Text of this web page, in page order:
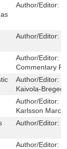
Author/Editor:
Author/Editor:
Author/Editor:
Commentary
Author/Editor:
Kaivola-
Author/Editor:
Karlsson
Author/Editor:
Author/Editor: